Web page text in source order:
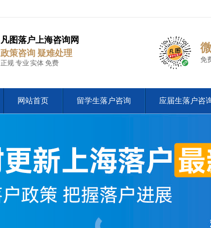
凡图落户上海咨询网
政策咨询 疑难处理
正规 专业 实体 免费 免
网站首页 留学生落户咨询 应届生落户咨